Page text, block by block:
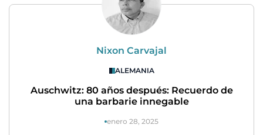
Nixon Carvajal
ALEMANIA
Auschwitz: 80 años después: Recuerdo de
una barbarie innegable
enero 28, 2025